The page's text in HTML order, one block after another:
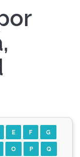
E F
G
O P
Q